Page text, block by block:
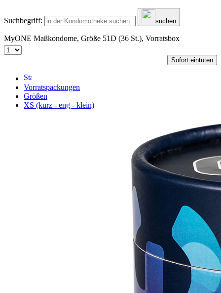
Suchbegriff: suchen
MyONE Maßkondome, Größe 51D (36 St.), Vorratsbox
Sofort eintüten
Vorratspackungen
Größen
XS (kurz - eng - klein)